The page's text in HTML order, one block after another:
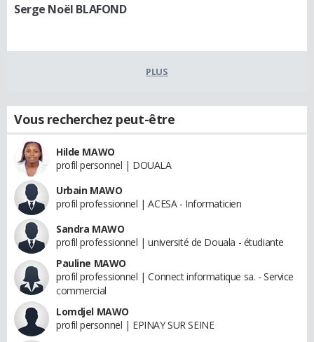
Serge Noël BLAFOND
PLUS
Vous recherchez peut-être
Hilde MAWO
profil personnel | DOUALA
Urbain MAWO
profil professionnel | ACESA - Informaticien
Sandra MAWO
profil professionnel | université de Douala - étudiante
Pauline MAWO
profil professionnel | Connect informatique sa. - Service
commercial
Lomdjel MAWO
profil personnel | EPINAY SUR SEINE